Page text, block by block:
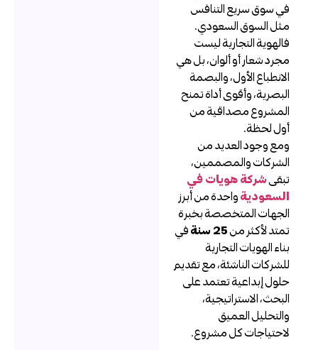
في سوق سريع التنافس
مثل السوق السعودي.
فالهوية التجارية ليست
مجرد شعار أو ألوان، بل هي
الانطباع الأول، والبصمة
البصرية، وأقوى أداة تمنح
المشروع مصداقية من
أول لحظة.
ومع وجود العديد من
الشركات والمصممين،
شركة هويات في
السعوديةواحدة من أبرز
الجهات المتخصصة بخبرة
تمتد لأكثر من25 سنة
في
بناء الهويات التجارية
للشركات الناشئة، مع تقديم
حلول إبداعية تعتمد على
البحث، الاستراتيجية،
والتحليل العميق
لاحتياجات كل مشروع.